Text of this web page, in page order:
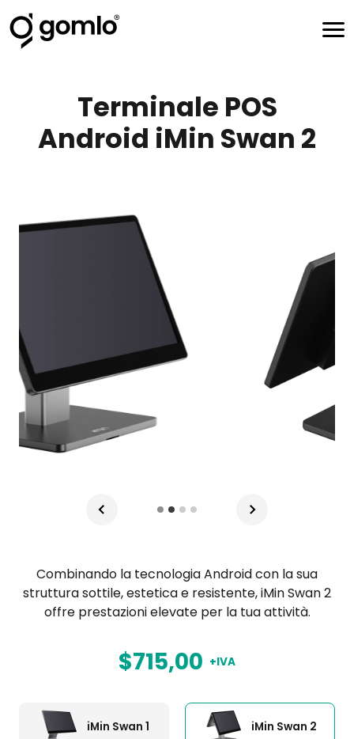
Terminale POS
Android iMin Swan 2
Combinando la tecnologia Android con la sua
struttura sottile, estetica e resistente, iMin Swan 2
offre prestazioni elevate per la tua attività.
$715,00 +IVA
iMin Swan 1 iMin Swan 2